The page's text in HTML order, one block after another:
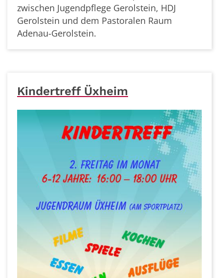
zwischen Jugendpflege Gerolstein, HDJ
Gerolstein und dem Pastoralen Raum
Adenau-Gerolstein.
Kindertreff Üxheim